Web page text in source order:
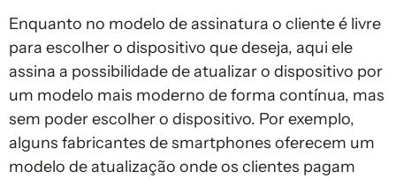
Enquanto no modelo de assinatura o cliente é livre
para escolher o dispositivo que deseja, aqui ele
assina a possibilidade de atualizar o dispositivo por
um modelo mais moderno de forma contínua, mas
sem poder escolher o dispositivo. Por exemplo,
alguns fabricantes de smartphones oferecem um
modelo de atualização onde os clientes pagam